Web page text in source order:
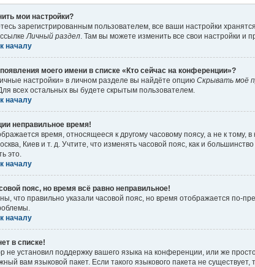
мои настройки?
зарегистрированным пользователем, все ваши настройки
Личный раздел. Там вы можете изменить все свои настройки и
началу
моего имени в списке «Кто сейчас на конференции»?
настройки» в личном разделе вы найдёте опцию Скрывать моё
всех остальных вы будете скрытым пользователем.
началу
неправильное время!
время, относящееся к другому часовому поясу, а не к тому,
Киев и т. д. Учтите, что изменять часовой пояс, как и
это.
началу
пояс, но время всё равно неправильное!
что правильно указали часовой пояс, но время отображается по-
началу
в списке!
не установил поддержку вашего языка на конференции, или же
вам языковой пакет. Если такого языкового пакета не